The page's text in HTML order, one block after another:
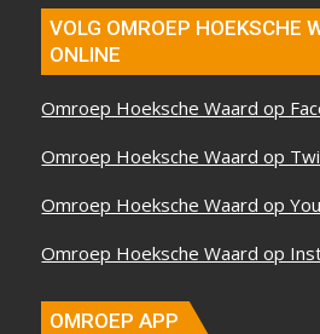
VOLG OMROEP HOEKSCHE
ONLINE
Omroep Hoeksche Waard op
Omroep Hoeksche Waard op
Omroep Hoeksche Waard op
Omroep Hoeksche Waard op
OMROEP APP